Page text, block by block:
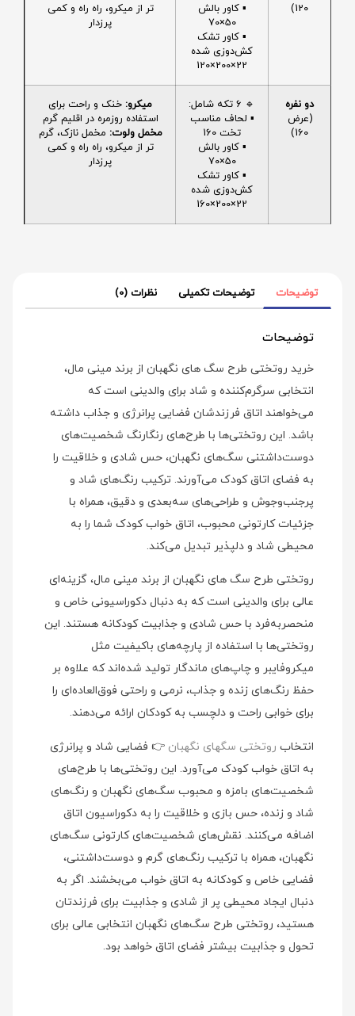
120)
▪️ کاور بالش
50×70
▪️ کاور تشک
کش‌دوزی شده
22×200×120
تر از میکرو، راه راه و کمی
پرزدار
دو نفره
(عرض
160)
🔹 6 تکه شامل:
▪️ لحاف مناسب
تخت 160
▪️ کاور بالش
50×70
▪️ کاور تشک
کش‌دوزی شده
22×200×160
میکرو: خنک و راحت برای
استفاده روزمره در اقلیم گرم
مخمل ولوت: مخمل نازک، گرم
تر از میکرو، راه راه و کمی
پرزدار
توضیحات توضیحات تکمیلی نظرات (0)
توضیحات
خرید روتختی طرح سگ های نگهبان از برند مینی‌ مال،
انتخابی سرگرم‌کننده و شاد برای والدینی است که
می‌خواهند اتاق فرزندشان فضایی پرانرژی و جذاب داشته
باشد. این روتختی‌ها با طرح‌های رنگارنگ شخصیت‌های
دوست‌داشتنی سگ‌های نگهبان، حس شادی و خلاقیت را
به فضای اتاق کودک می‌آورند. ترکیب رنگ‌های شاد و
پرجنب‌وجوش و طراحی‌های سه‌بعدی و دقیق، همراه با
جزئیات کارتونی محبوب، اتاق خواب کودک شما را به
محیطی شاد و دلپذیر تبدیل می‌کند.
روتختی طرح سگ های نگهبان از برند مینی‌ مال، گزینه‌ای
عالی برای والدینی است که به دنبال دکوراسیونی خاص و
منحصربه‌فرد با حس شادی و جذابیت کودکانه هستند. این
روتختی‌ها با استفاده از پارچه‌های باکیفیت مثل
میکروفایبر و چاپ‌های ماندگار تولید شده‌اند که علاوه بر
حفظ رنگ‌های زنده و جذاب، نرمی و راحتی فوق‌العاده‌ای را
برای خوابی راحت و دلچسب به کودکان ارائه می‌دهند.
انتخاب روتختی سگهای نگهبان 👉 فضایی شاد و پرانرژی
به اتاق خواب کودک می‌آورد. این روتختی‌ها با طرح‌های
شخصیت‌های بامزه و محبوب سگ‌های نگهبان و رنگ‌های
شاد و زنده، حس بازی و خلاقیت را به دکوراسیون اتاق
اضافه می‌کنند. نقش‌های شخصیت‌های کارتونی سگ‌های
نگهبان، همراه با ترکیب رنگ‌های گرم و دوست‌داشتنی،
فضایی خاص و کودکانه به اتاق خواب می‌بخشند. اگر به
دنبال ایجاد محیطی پر از شادی و جذابیت برای فرزندتان
هستید، روتختی طرح سگ‌های نگهبان انتخابی عالی برای
تحول و جذابیت بیشتر فضای اتاق خواهد بود.